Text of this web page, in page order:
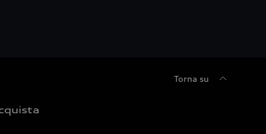
Torna su